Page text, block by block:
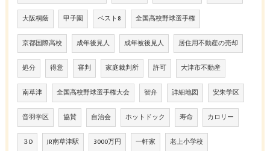
大阪桐蔭 甲子園 ベスト8 全国高校野球選手権
京都国際高校 成年後見人 成年被後見人 居住用不動産の売却
処分 得意 審判 家庭裁判所 許可 大津市不動産
南草津 全国高校野球選手権大会 智弁 詳細地図 安朱学区
音羽学区 協賛 自治会 ホットドック 寿命 カロリー
３D JR南草津駅 3000万円 一軒家 老上小学校